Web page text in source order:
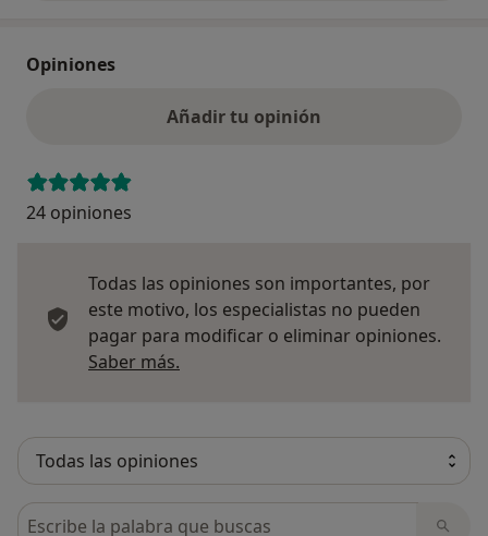
Opiniones
Añadir tu opinión
24 opiniones
Todas las opiniones son importantes, por
este motivo, los especialistas no pueden
pagar para modificar o eliminar opiniones.
Saber más.
Busca en opiniones